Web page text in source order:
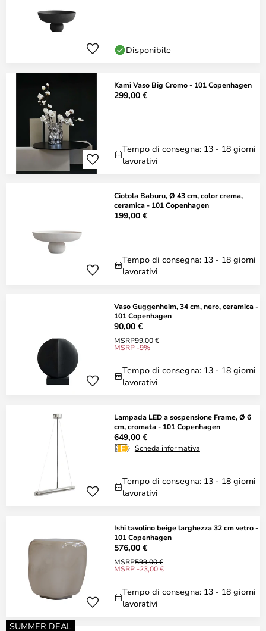
Disponibile
Kami Vaso Big Cromo - 101 Copenhagen
299,00 €
Tempo di consegna: 13 - 18 giorni
lavorativi
Ciotola Baburu, Ø 43 cm, color crema,
ceramica - 101 Copenhagen
199,00 €
Tempo di consegna: 13 - 18 giorni
lavorativi
Vaso Guggenheim, 34 cm, nero, ceramica -
101 Copenhagen
90,00 €
MSRP99,00 €
MSRP -9%
Tempo di consegna: 13 - 18 giorni
lavorativi
Lampada LED a sospensione Frame, Ø 6
cm, cromata - 101 Copenhagen
649,00 €
Scheda informativa
Tempo di consegna: 13 - 18 giorni
lavorativi
Ishi tavolino beige larghezza 32 cm vetro -
101 Copenhagen
576,00 €
MSRP599,00 €
MSRP -23,00 €
Tempo di consegna: 13 - 18 giorni
lavorativi
SUMMER DEAL